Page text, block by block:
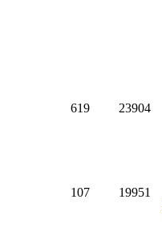
619 23904
107 19951